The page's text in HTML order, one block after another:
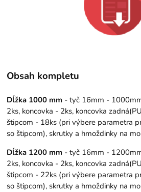
Obsah kompletu
Dĺžka 1000 mm - tyč 16mm -
2ks, koncovka - 2ks, koncovka
štipcom - 18ks (pri výbere parametra
so štipcom), skrutky a hmoždinky na
Dĺžka 1200 mm - tyč 16mm -
2ks, koncovka - 2ks, koncovka
štipcom - 22ks (pri výbere parametra
so štipcom), skrutky a hmoždinky na